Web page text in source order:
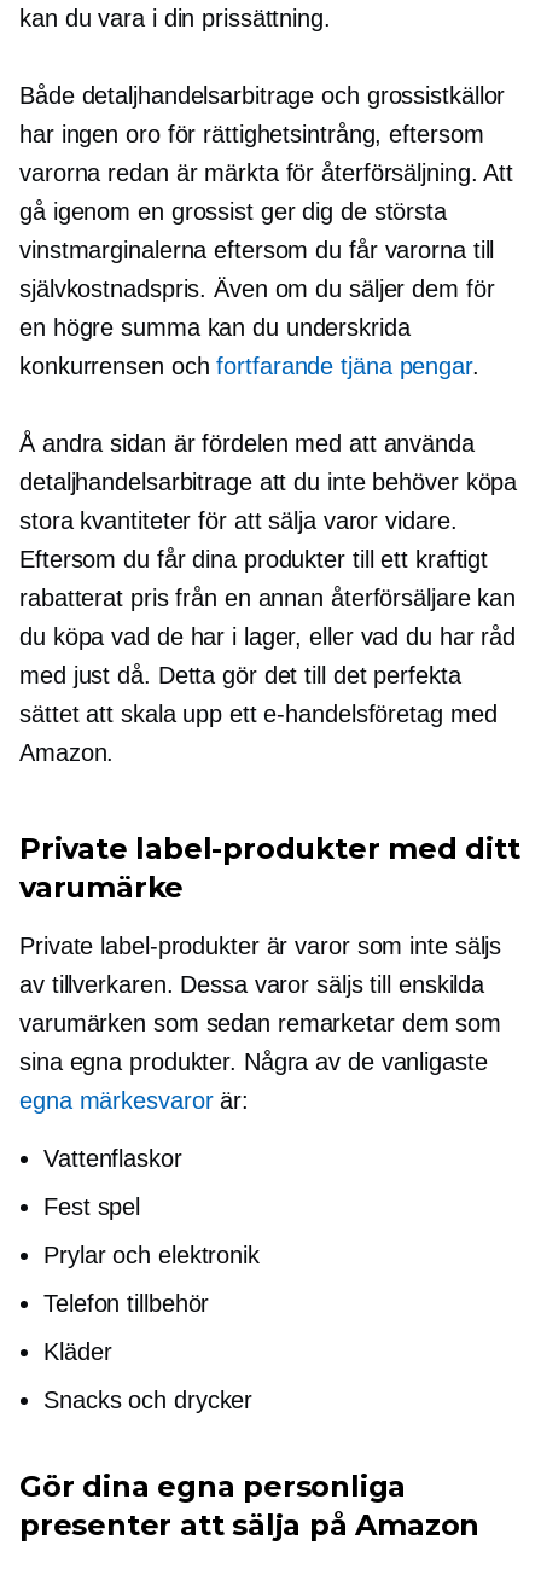
kan du vara i din prissättning.
Både detaljhandelsarbitrage och grossistkällor
har ingen oro för rättighetsintrång, eftersom
varorna redan är märkta för återförsäljning. Att
gå igenom en grossist ger dig de största
vinstmarginalerna eftersom du får varorna till
självkostnadspris. Även om du säljer dem för
en högre summa kan du underskrida
konkurrensen ochfortfarande tjäna pengar.
Å andra sidan är fördelen med att använda
detaljhandelsarbitrage att du inte behöver köpa
stora kvantiteter för att sälja varor vidare.
Eftersom du får dina produkter till ett kraftigt
rabatterat pris från en annan återförsäljare kan
du köpa vad de har i lager, eller vad du har råd
med just då. Detta gör det till det perfekta
sättet att skala upp ett e-handelsföretag med
Amazon.
Private label-produkter med ditt
varumärke
Private label-produkter är varor som inte säljs
av tillverkaren. Dessa varor säljs till enskilda
varumärken som sedan remarketar dem som
sina egna produkter. Några av de vanligaste
egna märkesvarorär:
Vattenflaskor
Fest spel
Prylar och elektronik
Telefon tillbehör
Kläder
Snacks och drycker
Gör dina egna personliga
presenter att sälja på Amazon